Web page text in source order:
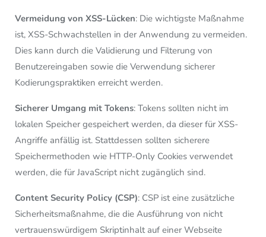
Vermeidung von XSS-Lücken: Die wichtigste Maßnahme
ist, XSS-Schwachstellen in der Anwendung zu vermeiden.
Dies kann durch die Validierung und Filterung von
Benutzereingaben sowie die Verwendung sicherer
Kodierungspraktiken erreicht werden.
Sicherer Umgang mit Tokens: Tokens sollten nicht im
lokalen Speicher gespeichert werden, da dieser für XSS-
Angriffe anfällig ist. Stattdessen sollten sicherere
Speichermethoden wie HTTP-Only Cookies verwendet
werden, die für JavaScript nicht zugänglich sind.
Content Security Policy (CSP): CSP ist eine zusätzliche
Sicherheitsmaßnahme, die die Ausführung von nicht
vertrauenswürdigem Skriptinhalt auf einer Webseite